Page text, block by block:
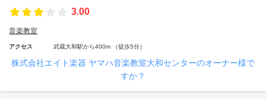
3.00
音楽教室
アクセス 武蔵大和駅から400m （徒歩5分）
株式会社エイト楽器 ヤマハ音楽教室大和センターのオーナー様で
すか？